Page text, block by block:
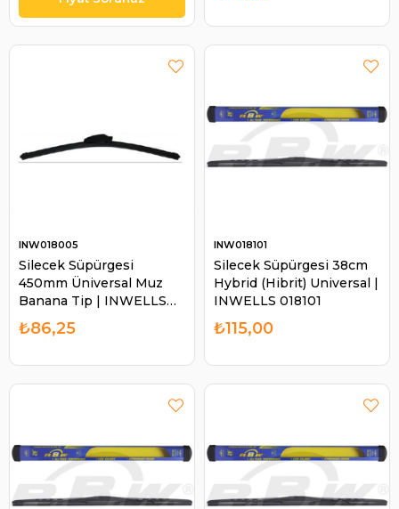
Silecek Süpürgesi
450mm Üniversal Muz
Banana Tip | INWELLS
018005
INW018005
₺86,25
Silecek Süpürgesi 38cm
Hybrid (Hibrit) Universal |
INWELLS 018101
INW018101
₺115,00